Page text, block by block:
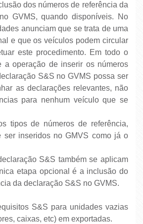
dos números de referência da
GVMS, quando disponíveis. No
anunciam que se trata de uma
e que os veículos podem circular
este procedimento. Em todo o
a operação de inserir os números
S&S no GVMS possa ser
as declarações relevantes, não
para nenhum veículo que se
tipos de números de referência,
ser inseridos no GMVS como já o
S&S também se aplicam
etapa opcional é a inclusão do
da declaração S&S no GVMS.
S&S para unidades vazias
caixas, etc) em exportadas.